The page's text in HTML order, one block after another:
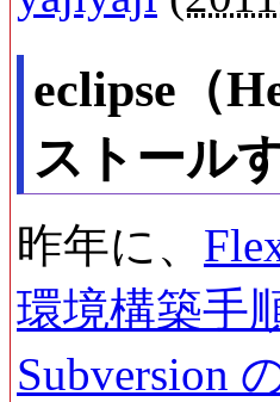
eclipse（
ストール
昨年に、
環境構築手
Subversion